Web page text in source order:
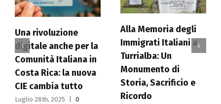
Alla Memoria degli
Immigrati Italiani a
Turrialba: Un
Monumento di
Storia, Sacrificio e
Ricordo
Comites del Costa
Rica accoglie
delegazione
parlamentare
italiana: un ponte tra
Italia e comunità